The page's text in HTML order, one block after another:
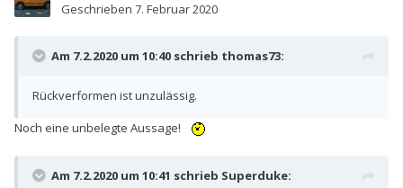
Geschrieben 7. Februar 2020
Am 7.2.2020 um 10:40 schrieb thomas73:
Rückverformen ist unzulässig.
Noch eine unbelegte Aussage!
Am 7.2.2020 um 10:41 schrieb Superduke: